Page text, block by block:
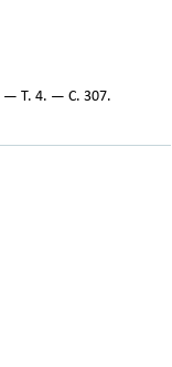
— Т. 4. — С. 307.